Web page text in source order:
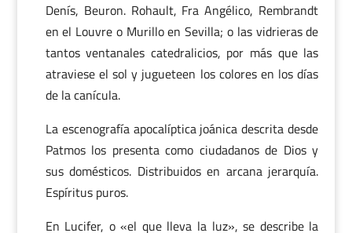
Denís, Beuron. Rohault, Fra Angélico, Rembrandt
en el Louvre o Murillo en Sevilla; o las vidrieras de
tantos ventanales catedralicios, por más que las
atraviese el sol y jugueteen los colores en los días
de la canícula.
La escenografía apocalíptica joánica descrita desde
Patmos los presenta como ciudadanos de Dios y
sus domésticos. Distribuidos en arcana jerarquía.
Espíritus puros.
En Lucifer, o «el que lleva la luz», se describe la